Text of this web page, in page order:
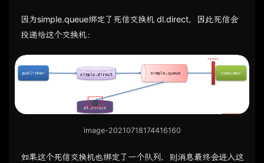
因为simple.queue绑定了死信交换机 dl.direct，因此死信会
投递给这个交换机：
image-20210718174416160
如果这个死信交换机也绑定了一个队列，则消息最终会进入这